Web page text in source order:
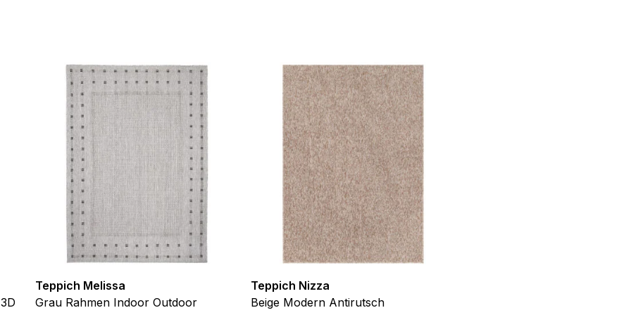
Teppich Melissa
Grau Rahmen Indoor Outdoor
Teppich Nizza
Beige Modern Antirutsch
Betreibern zu verstehen, wie sich verschiedene Benutzer auf der Website verhalten,
verwendet, um Benutzer über Websites hinweg zu verfolgen. Das Ziel ist es, Anzeigen
Benutzer relevant und ansprechend sind und somit wertvoller für Herausgeber und
sind solche, die analysiert werden und noch keiner Kategorie zugeordnet wurden.
Meine Einstellungen speichern Alle akzeptieren